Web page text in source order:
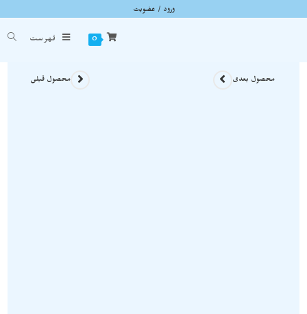
ورود / عضویت
0 فهرست
سنگ هماتیت معدنی و راف نمونه استثنایی و اصل S1882
محصول قبلی محصول بعدی